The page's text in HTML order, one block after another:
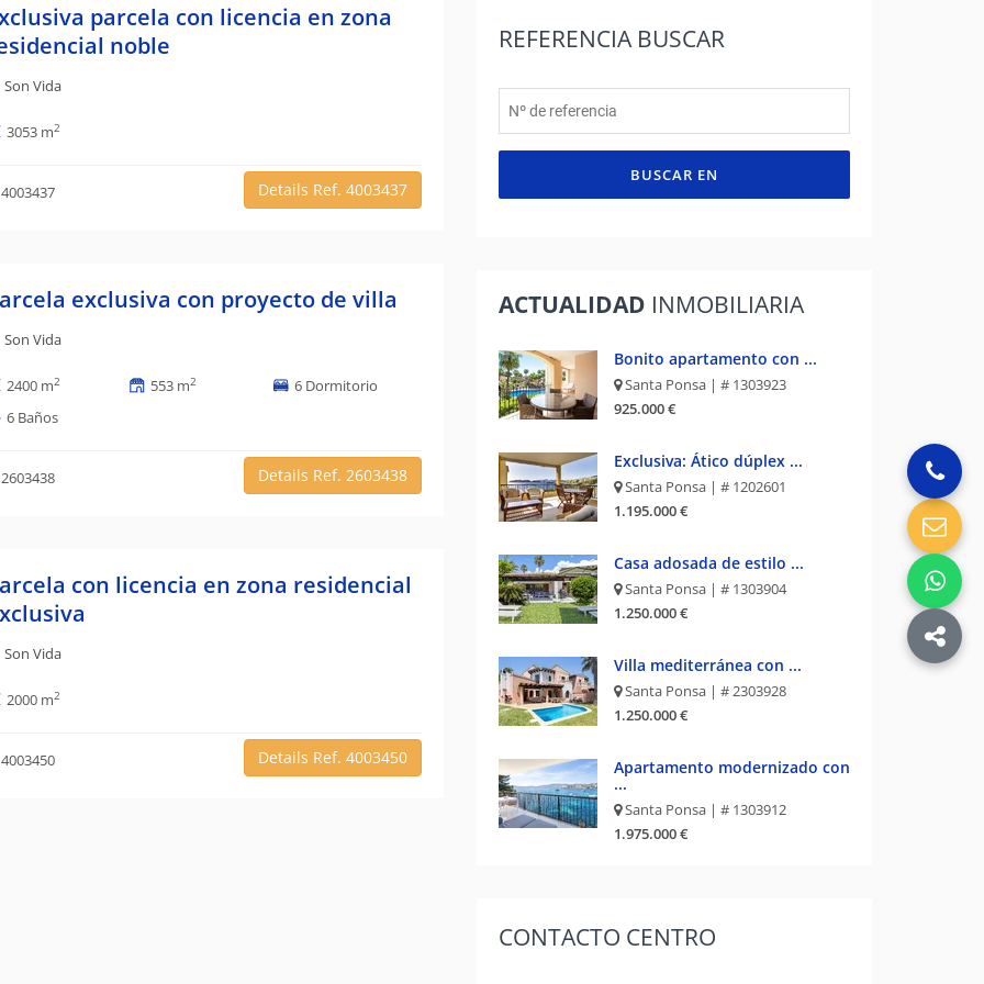
parcela con licencia en zona
noble
Son Vida
3053 m2
Details Ref. 4003437
exclusiva con proyecto de villa
Son Vida
2400 m2 553 m2
6 Dormitorio
6 Baños
Details Ref. 2603438
con licencia en zona residencial
Son Vida
2000 m2
Details Ref. 4003450
REFERENCIA BUSCAR
BUSCAR EN
ACTUALIDAD INMOBILIARIA
Bonito apartamento con ...
Santa Ponsa | # 1303923
925.000 €
Exclusiva: Ático dúplex ...
Santa Ponsa | # 1202601
1.195.000 €
Casa adosada de estilo ...
Santa Ponsa | # 1303904
1.250.000 €
Villa mediterránea con ...
Santa Ponsa | # 2303928
1.250.000 €
Apartamento modernizado con
...
Santa Ponsa | # 1303912
1.975.000 €
CONTACTO CENTRO